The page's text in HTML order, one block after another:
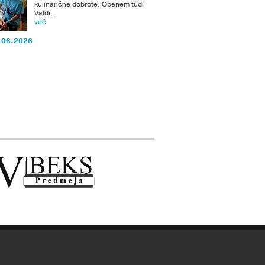
kulinarične dobrote. Obenem tudi
Valdi...
več